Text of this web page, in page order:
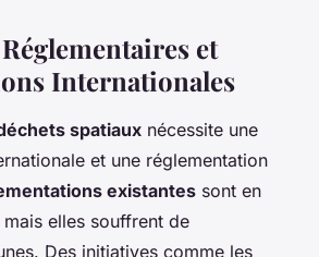
et
Internationales
spatiaux nécessite une
et une réglementation
existantes sont en
elles souffrent de
Des initiatives comme les